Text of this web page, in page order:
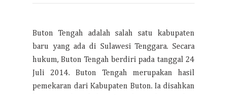
Buton Tengah adalah salah satu kabupaten
baru yang ada di Sulawesi Tenggara. Secara
hukum, Buton Tengah berdiri pada tanggal 24
Juli 2014. Buton Tengah merupakan hasil
pemekaran dari Kabupaten Buton. Ia disahkan